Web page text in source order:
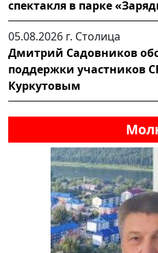
спектакля в парке
05.08.2026 г. Столица
Дмитрий Садовников
поддержки участников
Куркутовым